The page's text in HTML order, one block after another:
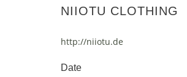
NIIOTU CLOTHING
http://niiotu.de
Date